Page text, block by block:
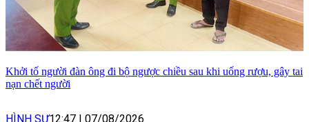
Khởi tố người đàn ông đi bộ ngược chiều sau khi uống rượu, gây tai
nạn chết người
HÌNH SỰ12:47 | 07/08/2026